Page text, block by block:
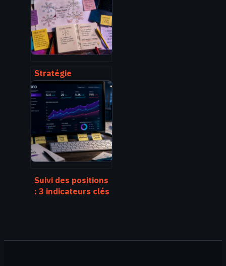
pour votre
visibilité
Stratégie
éditoriale SEO : 3
leviers
architecturaux
pour imposer
votre autorité
thématique
Suivi des positions
: 3 indicateurs clés